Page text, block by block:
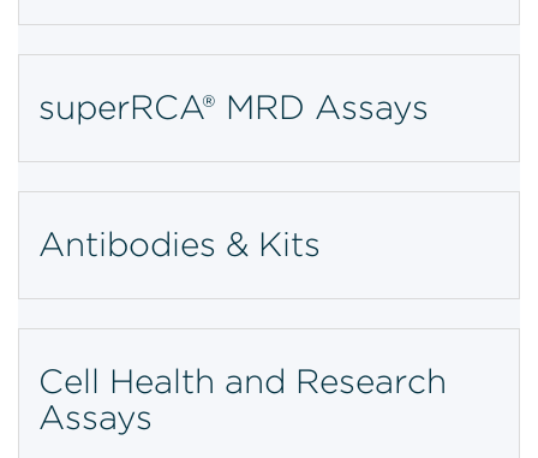
superRCA® MRD Assays
Antibodies & Kits
Cell Health and Research
Assays